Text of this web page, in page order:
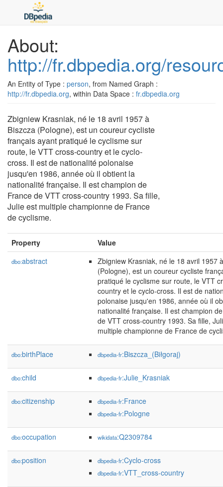
About:
http://fr.dbpedia.org/
An Entity of Type : person, from Named Graph :
http://fr.dbpedia.org, within Data Space : fr.dbpedia.org
Zbigniew Krasniak, né le 18 avril 1957 à
Biszcza (Pologne), est un coureur cycliste
français ayant pratiqué le cyclisme sur
route, le VTT cross-country et le cyclo-
cross. Il est de nationalité polonaise
jusqu'en 1986, année où il obtient la
nationalité française. Il est champion de
France de VTT cross-country 1993. Sa fille,
Julie est multiple championne de France
de cyclisme.
Property Value
dbo:abstract
Zbigniew Krasniak, né le 18 avril 1957
(Pologne), est un coureur cycliste
pratiqué le cyclisme sur route, le VTT
country et le cyclo-cross. Il est de
polonaise jusqu'en 1986, année où il
nationalité française. Il est champion
de VTT cross-country 1993. Sa fille,
multiple championne de France de
dbo:birthPlace dbpedia-fr:Biszcza_(Biłgoraj)
dbo:child dbpedia-fr:Julie_Krasniak
dbo:citizenship dbpedia-fr:France
dbpedia-fr:Pologne
dbo:occupation wikidata:Q2309784
dbo:position dbpedia-fr:Cyclo-cross
dbpedia-fr:VTT_cross-country